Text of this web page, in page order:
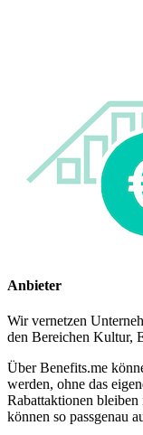
Anbieter
Wir vernetzen
den Bereichen Kultur,
Über Benefits.me
werden, ohne das
Rabattaktionen bleiben
können so passgenau